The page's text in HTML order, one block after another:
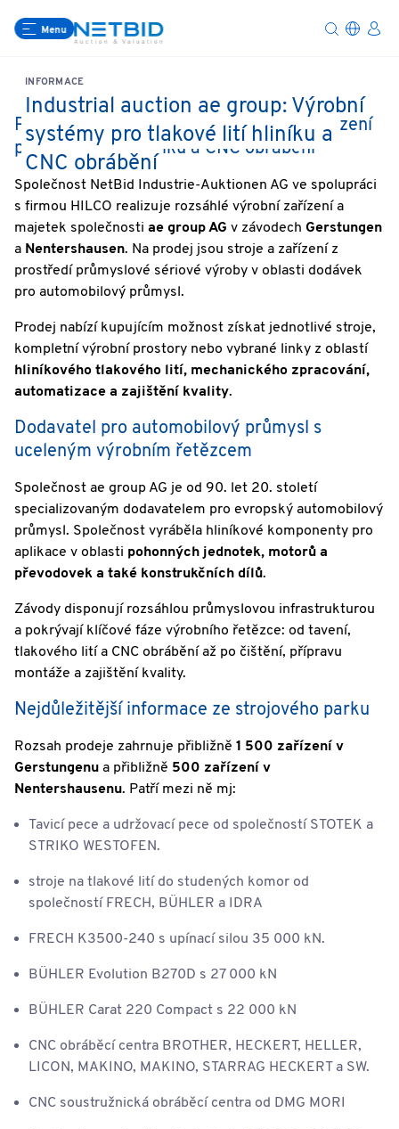
Menu
INFORMACE
Industrial auction ae group: Výrobní
systémy pro tlakové lití hliníku a
CNC obrábění
Průmyslová aukce ae group: Výrobní zařízení
pro tlakové lití hliníku a CNC obrábění
Společnost NetBid Industrie-Auktionen AG ve spolupráci
s firmou HILCO realizuje rozsáhlé výrobní zařízení a
majetek společnosti ae group AG v závodech Gerstungen
a Nentershausen. Na prodej jsou stroje a zařízení z
prostředí průmyslové sériové výroby v oblasti dodávek
pro automobilový průmysl.
Prodej nabízí kupujícím možnost získat jednotlivé stroje,
kompletní výrobní prostory nebo vybrané linky z oblastí
hliníkového tlakového lití, mechanického zpracování,
automatizace a zajištění kvality.
Dodavatel pro automobilový průmysl s
uceleným výrobním řetězcem
Společnost ae group AG je od 90. let 20. století
specializovaným dodavatelem pro evropský automobilový
průmysl. Společnost vyráběla hliníkové komponenty pro
aplikace v oblasti pohonných jednotek, motorů a
převodovek a také konstrukčních dílů.
Závody disponují rozsáhlou průmyslovou infrastrukturou
a pokrývají klíčové fáze výrobního řetězce: od tavení,
tlakového lití a CNC obrábění až po čištění, přípravu
montáže a zajištění kvality.
Nejdůležitější informace ze strojového parku
Rozsah prodeje zahrnuje přibližně 1 500 zařízení v
Gerstungenu a přibližně 500 zařízení v
Nentershausenu. Patří mezi ně mj:
Tavicí pece a udržovací pece od společností STOTEK a
STRIKO WESTOFEN.
stroje na tlakové lití do studených komor od
společností FRECH, BÜHLER a IDRA
FRECH K3500-240 s upínací silou 35 000 kN.
BÜHLER Evolution B270D s 27 000 kN
BÜHLER Carat 220 Compact s 22 000 kN
CNC obráběcí centra BROTHER, HECKERT, HELLER,
LICON, MAKINO, MAKINO, STARRAG HECKERT a SW.
CNC soustružnická obráběcí centra od DMG MORI